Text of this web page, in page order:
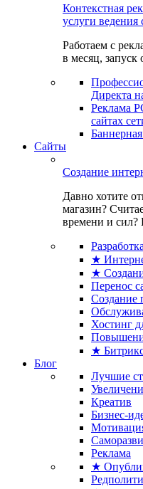
Контекстная
услуги
Работаем с
в месяц, запуск
Директа
Реклама
сайтах
Сайты
Создание
Давно хотите
магазин?
времени и сил?
★
★
Перенос
Создание
Хостинг
★
Блог
Лучшие
Креатив
Бизнес-
Реклама
★